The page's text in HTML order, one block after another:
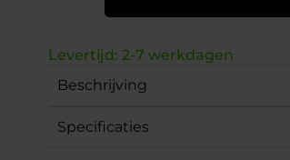
Levertijd: 2-7 werkdagen
Beschrijving
Specificaties